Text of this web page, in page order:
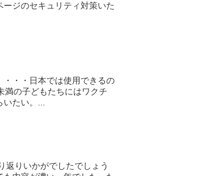
ジのセキュリティ対策いた
・・日本では使用できるの
満の子どもたちにはワクチ
たい。...
返りいかがでしたでしょう